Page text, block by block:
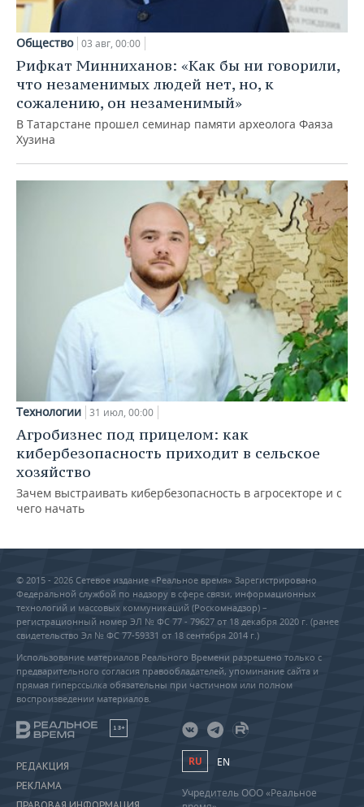
Общество 03 авг, 00:00
Рифкат Минниханов: «Как бы ни говорили,
что незаменимых людей нет, но, к
сожалению, он незаменимый»
В Татарстане прошел семинар памяти археолога Фаяза
Хузина
Технологии 31 июл, 00:00
Агробизнес под прицелом: как
кибербезопасность приходит в сельское
хозяйство
Зачем выстраивать кибербезопасность в агросекторе и с
чего начать
© 2015 - 2026 Сетевое издание «Реальное время» Зарегистрировано
Федеральной службой по надзору в сфере связи, информационных
технологий и массовых коммуникаций (Роскомнадзор) –
регистрационный номер ЭЛ № ФС 77 - 79627 от 18 декабря 2020 г. (ранее
свидетельство Эл № ФС 77-59331 от 18 сентября 2014 г.)
Использование материалов Реального Времени разрешено только с
предварительного согласия правообладателей, упоминание сайта и
прямая гиперссылка обязательны при частичном или полном
воспроизведении материалов.
18+
РЕДАКЦИЯ
РЕКЛАМА
RU EN
Учредитель ООО «Реальное